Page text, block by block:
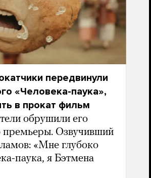
передвинули
«Человека-паука»,
в прокат фильм
обрушили его
премьеры. Озвучивший
«Мне глубоко
паука, я Бэтмена